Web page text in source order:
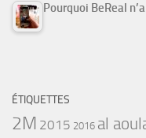
Pourquoi BeReal
ÉTIQUETTES
2M 2015 2016 al